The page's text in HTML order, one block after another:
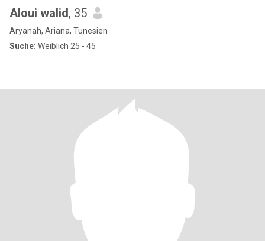
Aloui walid, 35
Aryanah, Ariana, Tunesien
Suche: Weiblich 25 - 45